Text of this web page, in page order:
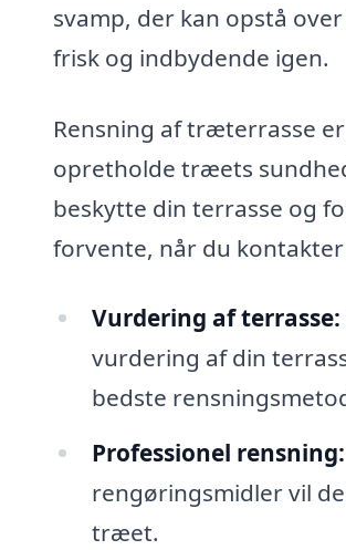
svamp, der kan opstå
frisk og indbydende igen.
Rensning af træterrasse
opretholde træets
beskytte din terrasse og
forvente, når du
Vurdering af terrasse:
vurdering af din
bedste
Professionel rensning:
rengøringsmidler vil
træet.